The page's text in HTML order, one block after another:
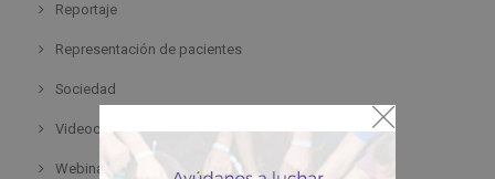
Reportaje
Representación de pacientes
Sociedad
Videoconferencia
Webinar